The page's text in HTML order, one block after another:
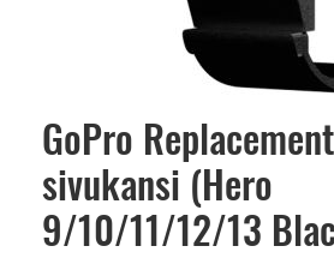
GoPro
sivukansi (Hero
9/10/11/12/13
Skip
beginning
images